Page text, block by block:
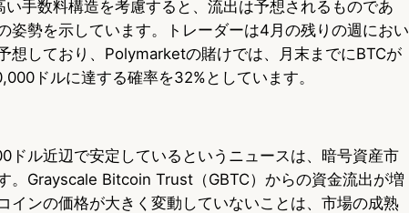
手数料構造を考慮すると、流出は予想されるものであ
姿勢を示しています。トレーダーは4月の残りの週におい
想しており、Polymarketの賭けでは、月末までにBTCが
ドルに達する確率を32%としています。
ドル近辺で安定しているというニュースは、暗号資産市
。Grayscale Bitcoin Trust（GBTC）からの資金流出が増
インの価格が大きく変動していないことは、市場の成熟